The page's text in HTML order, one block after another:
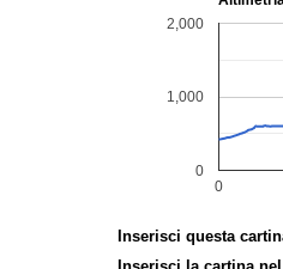
Inserisci questa
Inserisci la cartina